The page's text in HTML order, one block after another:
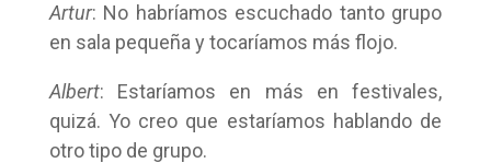
Artur: No habríamos escuchado tanto grupo
en sala pequeña y tocaríamos más flojo.
Albert: Estaríamos en más en festivales,
quizá. Yo creo que estaríamos hablando de
otro tipo de grupo.